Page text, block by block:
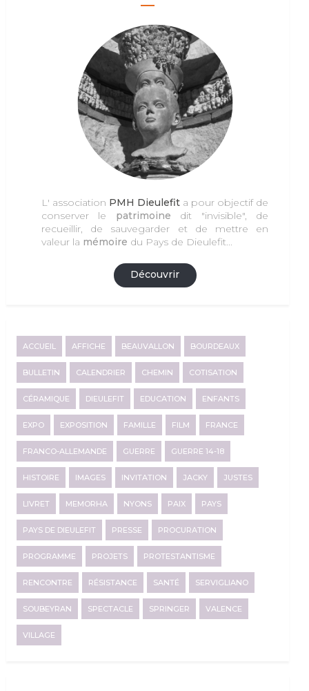
L' association PMH Dieulefit a pour objectif de
conserver le patrimoine dit "invisible", de
recueillir, de sauvegarder et de mettre en
valeur la mémoire du Pays de Dieulefit...
Découvrir
ACCUEIL AFFICHE BEAUVALLON BOURDEAUX
BULLETIN CALENDRIER CHEMIN COTISATION
CÉRAMIQUE DIEULEFIT EDUCATION ENFANTS
EXPO EXPOSITION FAMILLE FILM FRANCE
FRANCO-ALLEMANDE GUERRE GUERRE 14-18
HISTOIRE IMAGES INVITATION JACKY JUSTES
LIVRET MEMORHA NYONS PAIX PAYS
PAYS DE DIEULEFIT PRESSE PROCURATION
PROGRAMME PROJETS PROTESTANTISME
RENCONTRE RÉSISTANCE SANTÉ SERVIGLIANO
SOUBEYRAN SPECTACLE SPRINGER VALENCE
VILLAGE